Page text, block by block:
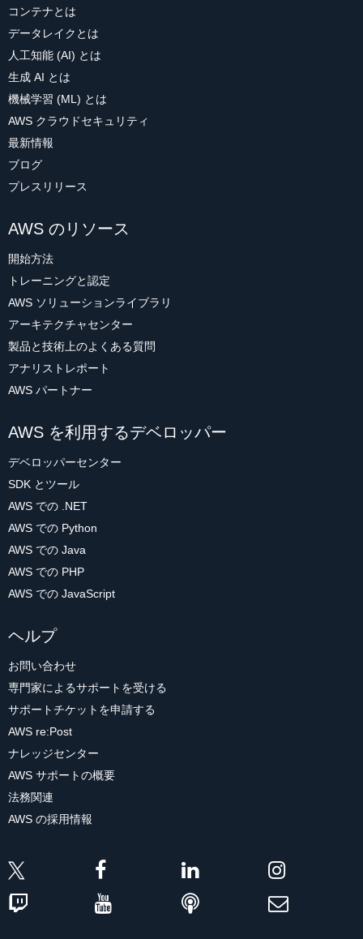
コンテナとは
データレイクとは
人工知能 (AI) とは
生成 AI とは
機械学習 (ML) とは
AWS クラウドセキュリティ
最新情報
ブログ
プレスリリース
AWS のリソース
開始方法
トレーニングと認定
AWS ソリューションライブラリ
アーキテクチャセンター
製品と技術上のよくある質問
アナリストレポート
AWS パートナー
AWS を利用するデベロッパー
デベロッパーセンター
SDK とツール
AWS での .NET
AWS での Python
AWS での Java
AWS での PHP
AWS での JavaScript
ヘルプ
お問い合わせ
専門家によるサポートを受ける
サポートチケットを申請する
AWS re:Post
ナレッジセンター
AWS サポートの概要
法務関連
AWS の採用情報